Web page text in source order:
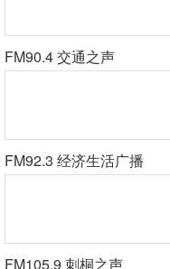
FM90.4 交通之声
FM92.3 经济生活广播
FM105.9 刺桐之声